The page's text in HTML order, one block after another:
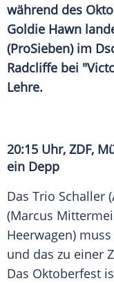
während des
Goldie Hawn
(ProSieben) im
Radcliffe bei
Lehre.
20:15 Uhr, ZDF,
ein Depp
Das Trio Schaller (
(Marcus
Heerwagen)
und das zu einer
Das Oktoberfest